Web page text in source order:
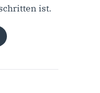
ist.